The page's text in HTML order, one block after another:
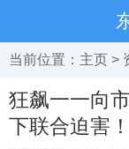
当前位置： 主页 >
狂飙一一向
下联合迫害！